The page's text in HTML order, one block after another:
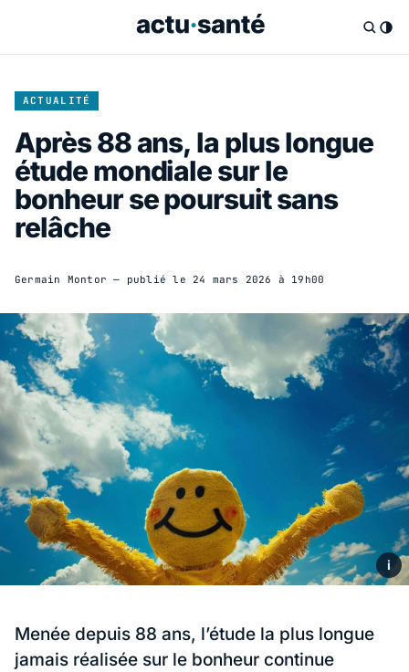
ACTUALITÉ
Après 88 ans, la plus longue
étude mondiale sur le
bonheur se poursuit sans
relâche
Germain Montor — publié le 24 mars 2026 à 19h00
i
Menée depuis 88 ans, l’étude la plus longue
jamais réalisée sur le bonheur continue